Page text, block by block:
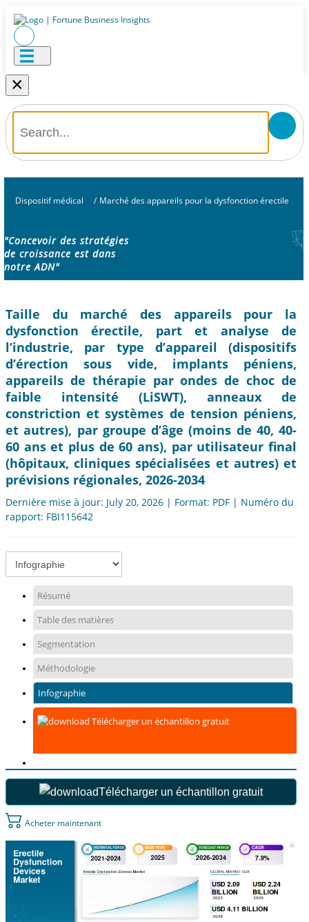
×
Dispositif médical / Marché des appareils pour la dysfonction érectile
"Concevoir des stratégies
de croissance est dans
notre ADN"
Taille du marché des appareils pour la
dysfonction érectile, part et analyse de
l’industrie, par type d’appareil (dispositifs
d’érection sous vide, implants péniens,
appareils de thérapie par ondes de choc de
faible intensité (LiSWT), anneaux de
constriction et systèmes de tension péniens,
et autres), par groupe d’âge (moins de 40, 40-
60 ans et plus de 60 ans), par utilisateur final
(hôpitaux, cliniques spécialisées et autres) et
prévisions régionales, 2026-2034
Dernière mise à jour: July 20, 2026 | Format: PDF | Numéro du
rapport: FBI115642
Résumé
Table des matières
Segmentation
Méthodologie
Infographie
Télécharger un échantillon gratuit
Télécharger un échantillon gratuit
Acheter maintenant